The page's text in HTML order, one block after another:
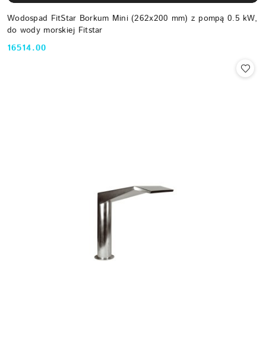
Wodospad FitStar Borkum Mini (262x200 mm) z pompą 0.5 kW,
do wody morskiej Fitstar
Cena:
16514.00